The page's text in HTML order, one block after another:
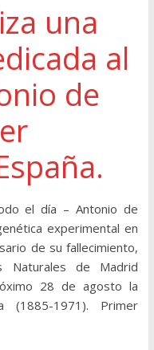
una
al
de
el día – Antonio de
experimental en
de su fallecimiento,
Naturales de Madrid
28 de agosto la
(1885-1971). Primer